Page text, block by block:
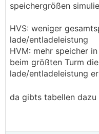
speichergrößen
HVS: weniger
lade/entladeleistung
HVM: mehr speicher
beim größten Turm
lade/entladeleistung
da gibts tabellen dazu